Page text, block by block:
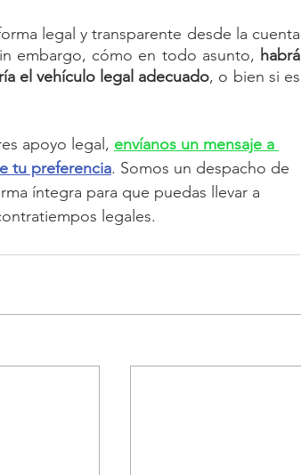
legal y transparente desde la cuenta
embargo, cómo en todo asunto, habrá
el vehículo legal adecuado, o bien si es
apoyo legal, envíanos un mensaje a
tu preferencia. Somos un despacho de
íntegra para que puedas llevar a
legales.